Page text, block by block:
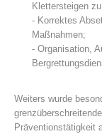
Centres de
Klettersteigen
- Korrektes
Maßnahmen;
- Organisation,
Weiters wurde
Präventionstätigkeit